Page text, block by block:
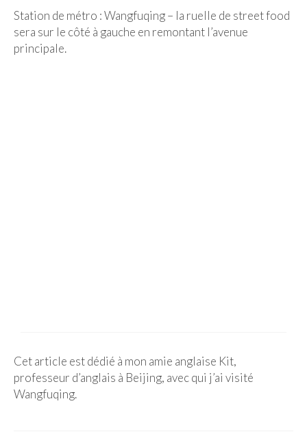
Station de métro : Wangfuqing – la ruelle de street food
sera sur le côté à gauche en remontant l’avenue
principale.
Cet article est dédié à mon amie anglaise Kit,
professeur d’anglais à Beijing, avec qui j’ai visité
Wangfuqing.